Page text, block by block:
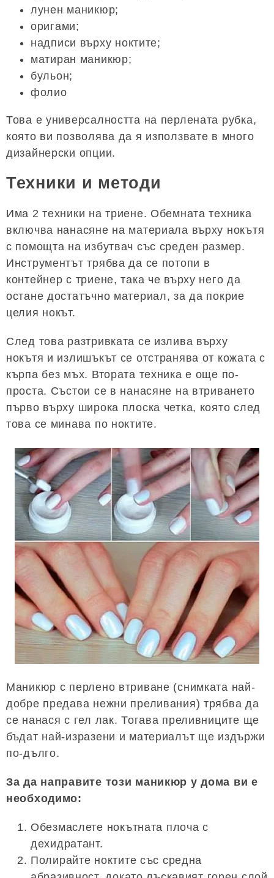
лунен маникюр;
оригами;
надписи върху ноктите;
матиран маникюр;
бульон;
фолио
Това е универсалността на перлената рубка,
която ви позволява да я използвате в много
дизайнерски опции.
Техники и методи
Има 2 техники на триене. Обемната техника
включва нанасяне на материала върху нокътя
с помощта на избутвач със среден размер.
Инструментът трябва да се потопи в
контейнер с триене, така че върху него да
остане достатъчно материал, за да покрие
целия нокът.
След това разтривката се излива върху
нокътя и излишъкът се отстранява от кожата с
кърпа без мъх. Втората техника е още по-
проста. Състои се в нанасяне на втриването
първо върху широка плоска четка, която след
това се минава по ноктите.
Маникюр с перлено втриване (снимката най-
добре предава нежни преливания) трябва да
се нанася с гел лак. Тогава преливниците ще
бъдат най-изразени и материалът ще издържи
по-дълго.
За да направите този маникюр у дома ви е
необходимо:
Обезмаслете нокътната плоча с
дехидратант.
Полирайте ноктите със средна